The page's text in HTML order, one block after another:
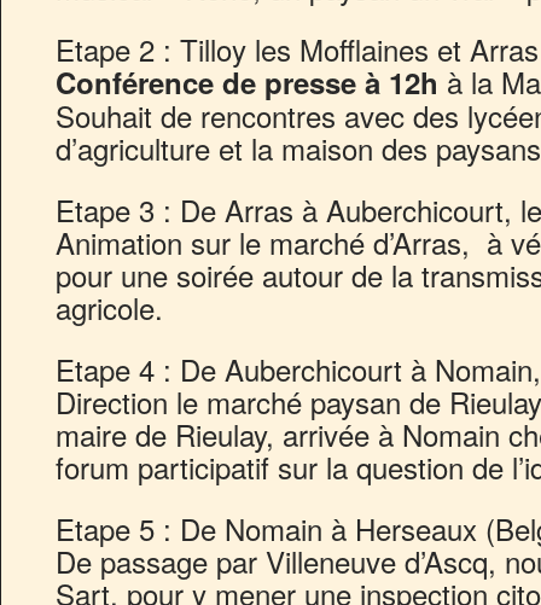
Etape 2 : Tilloy les Mofflaines et
Conférence de presse à 12h à la
Souhait de rencontres avec des
d’agriculture et la maison des
Etape 3 : De Arras à Auberchicourt,
Animation sur le marché d’Arras, à
pour une soirée autour de la
agricole.
Etape 4 : De Auberchicourt à
Direction le marché paysan de
maire de Rieulay, arrivée à Nomain
forum participatif sur la question de
Etape 5 : De Nomain à Herseaux
De passage par Villeneuve d’Ascq,
Sart, pour y mener une inspection